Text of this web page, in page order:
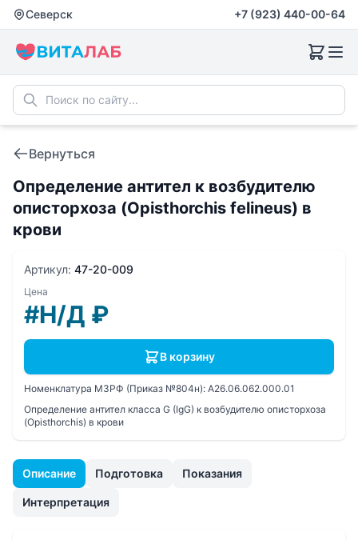
Северск +7 (923) 440-00-64
Вернуться
Определение антител к возбудителю
описторхоза (Opisthorchis felineus) в
крови
Описание Подготовка Показания
Интерпретация
Артикул: 47-20-009
Цена
#Н/Д ₽
В корзину
Номенклатура МЗРФ (Приказ №804н): A26.06.062.000.01
Определение антител класса G (IgG) к возбудителю описторхоза
(Opisthorchis) в крови